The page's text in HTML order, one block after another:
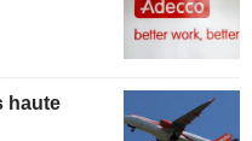
haute